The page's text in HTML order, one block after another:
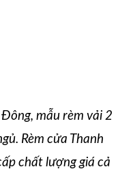
mẫu rèm vải 2
Rèm cửa Thanh
chất lượng giá cả